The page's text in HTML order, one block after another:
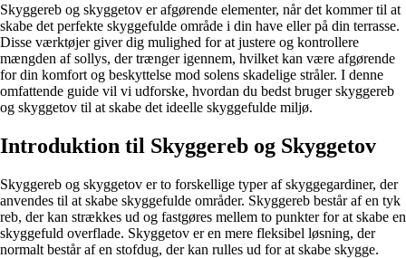
Skyggereb og skyggetov er afgørende elementer, når det kommer til at
skabe det perfekte skyggefulde område i din have eller på din terrasse.
Disse værktøjer giver dig mulighed for at justere og kontrollere
mængden af sollys, der trænger igennem, hvilket kan være afgørende
for din komfort og beskyttelse mod solens skadelige stråler. I denne
omfattende guide vil vi udforske, hvordan du bedst bruger skyggereb
og skyggetov til at skabe det ideelle skyggefulde miljø.
Introduktion til Skyggereb og Skyggetov
Skyggereb og skyggetov er to forskellige typer af skyggegardiner, der
anvendes til at skabe skyggefulde områder. Skyggereb består af en tyk
reb, der kan strækkes ud og fastgøres mellem to punkter for at skabe en
skyggefuld overflade. Skyggetov er en mere fleksibel løsning, der
normalt består af en stofdug, der kan rulles ud for at skabe skygge.